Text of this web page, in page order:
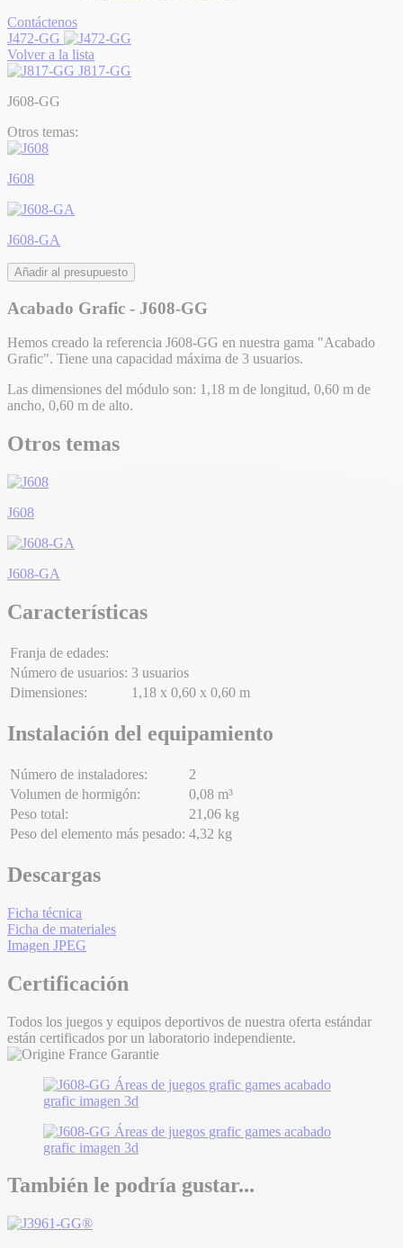
Contáctenos
J472-GG
Volver a la lista
J817-GG
J608-GG
Otros temas:
J608
J608-GA
Añadir al presupuesto
Acabado Grafic - J608-GG
Hemos creado la referencia J608-GG en nuestra gama "Acabado
Grafic". Tiene una capacidad máxima de 3 usuarios.
Las dimensiones del módulo son: 1,18 m de longitud, 0,60 m de
ancho, 0,60 m de alto.
Otros temas
J608
J608-GA
Características
Franja de edades:
Número de usuarios: 3 usuarios
Dimensiones:
1,18 x 0,60 x 0,60 m
Instalación del equipamiento
Número de instaladores:
2
Volumen de hormigón:
0,08 m³
Peso total:
21,06 kg
Peso del elemento más pesado: 4,32 kg
Descargas
Ficha técnica
Ficha de materiales
Imagen JPEG
Certificación
Todos los juegos y equipos deportivos de nuestra oferta estándar
están certificados por un laboratorio independiente.
También le podría gustar...